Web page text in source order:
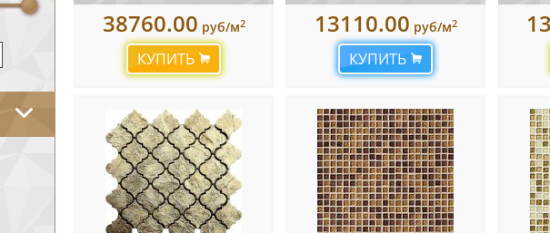
38760.00 руб/м2
КУПИТЬ
13110.00 руб/м2
КУПИТЬ